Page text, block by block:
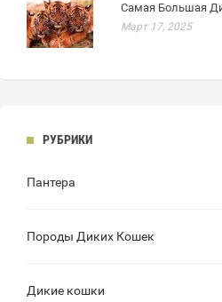
Самая Большая
Март 17, 2025
РУБРИКИ
Пантера
Породы Диких Кошек
Дикие кошки